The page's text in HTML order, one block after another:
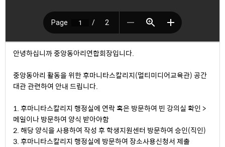
안녕하십니까 중앙동아리연합회장입니다.
중앙동아리 활동을 위한 후마니타스칼리지(멀티미디어교육관) 공간
대관 관련하여 안내 드립니다.
1. 후마니타스칼리지 행정실에 연락 혹은 방문하여 빈 강의실 확인 >
메일이나 방문하여 양식 받아야함
2. 해당 양식을 사용하여 작성 후 학생지원센터 방문하여 승인(직인)
3. 후마니타스칼리지 행정실에 방문하여 장소사용신청서 제출